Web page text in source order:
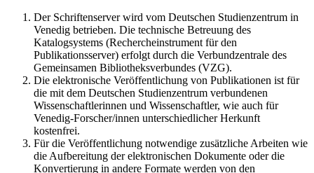
Der Schriftenserver wird vom Deutschen Studienzentrum in
Venedig betrieben. Die technische Betreuung des
Katalogsystems (Rechercheinstrument für den
Publikationsserver) erfolgt durch die Verbundzentrale des
Gemeinsamen Bibliotheksverbundes (VZG).
Die elektronische Veröffentlichung von Publikationen ist für
die mit dem Deutschen Studienzentrum verbundenen
Wissenschaftlerinnen und Wissenschaftler, wie auch für
Venedig-Forscher/innen unterschiedlicher Herkunft
kostenfrei.
Für die Veröffentlichung notwendige zusätzliche Arbeiten wie
die Aufbereitung der elektronischen Dokumente oder die
Konvertierung in andere Formate werden von den